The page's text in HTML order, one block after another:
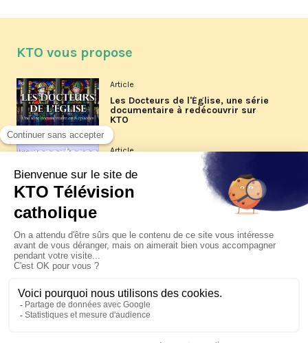
KTO vous propose
Article
Les Docteurs de l'Église, une série
documentaire à redécouvrir sur
KTO
Article
Les reportages d'été 2026 de KTO
La visite pastorale du pape Léon
XIV à Assise à suivre sur KTO le
jeudi 6 août
Le pape en Uruguay, Argentine et
Pérou du 6 au 17 novembre 2026